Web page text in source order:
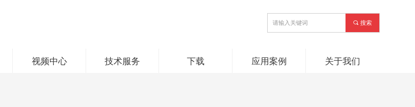
끠 搜索
视频中心 技术服务 下载 应用案例 关于我们